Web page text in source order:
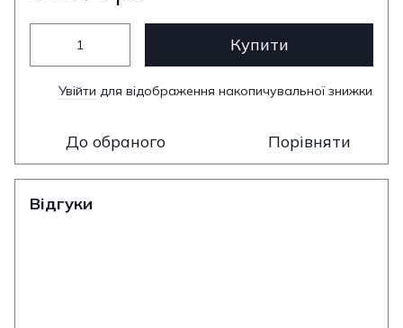
Купити
Увійти для відображення накопичувальної знижки
До обраного Порівняти
Відгуки